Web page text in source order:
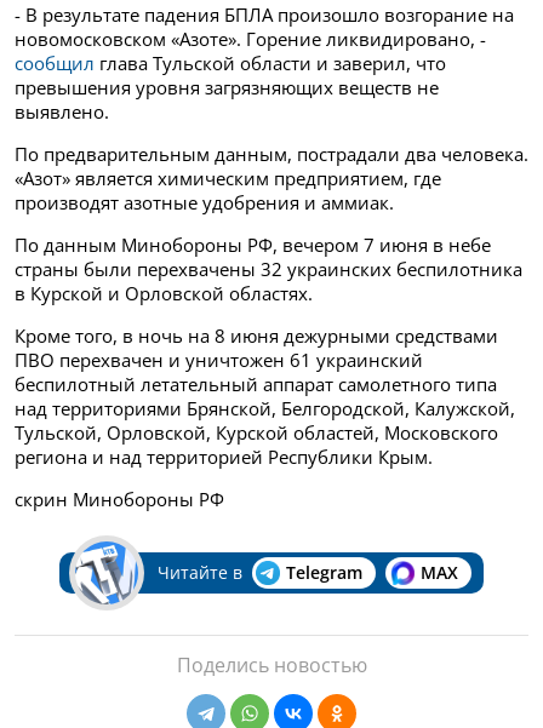
- В результате падения БПЛА произошло возгорание на
новомосковском «Азоте». Горение ликвидировано, -
сообщил глава Тульской области и заверил, что
превышения уровня загрязняющих веществ не
выявлено.
По предварительным данным, пострадали два человека.
«Азот» является химическим предприятием, где
производят азотные удобрения и аммиак.
По данным Минобороны РФ, вечером 7 июня в небе
страны были перехвачены 32 украинских беспилотника
в Курской и Орловской областях.
Кроме того, в ночь на 8 июня дежурными средствами
ПВО перехвачен и уничтожен 61 украинский
беспилотный летательный аппарат самолетного типа
над территориями Брянской, Белгородской, Калужской,
Тульской, Орловской, Курской областей, Московского
региона и над территорией Республики Крым.
скрин Минобороны РФ
Читайте в Telegram MAX
Поделись новостью